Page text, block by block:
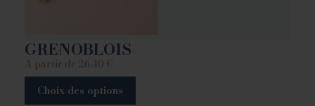
GRENOBLOIS
A partir de 26.40 €
Choix des options